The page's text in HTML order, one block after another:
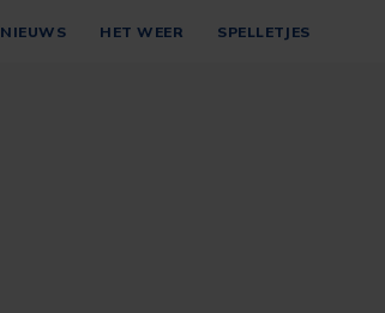
NIEUWS HET WEER SPELLETJES